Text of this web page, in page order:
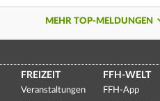
MEHR TOP-MELDUNGEN
FREIZEIT
Veranstaltungen
FFH-WELT
FFH-App